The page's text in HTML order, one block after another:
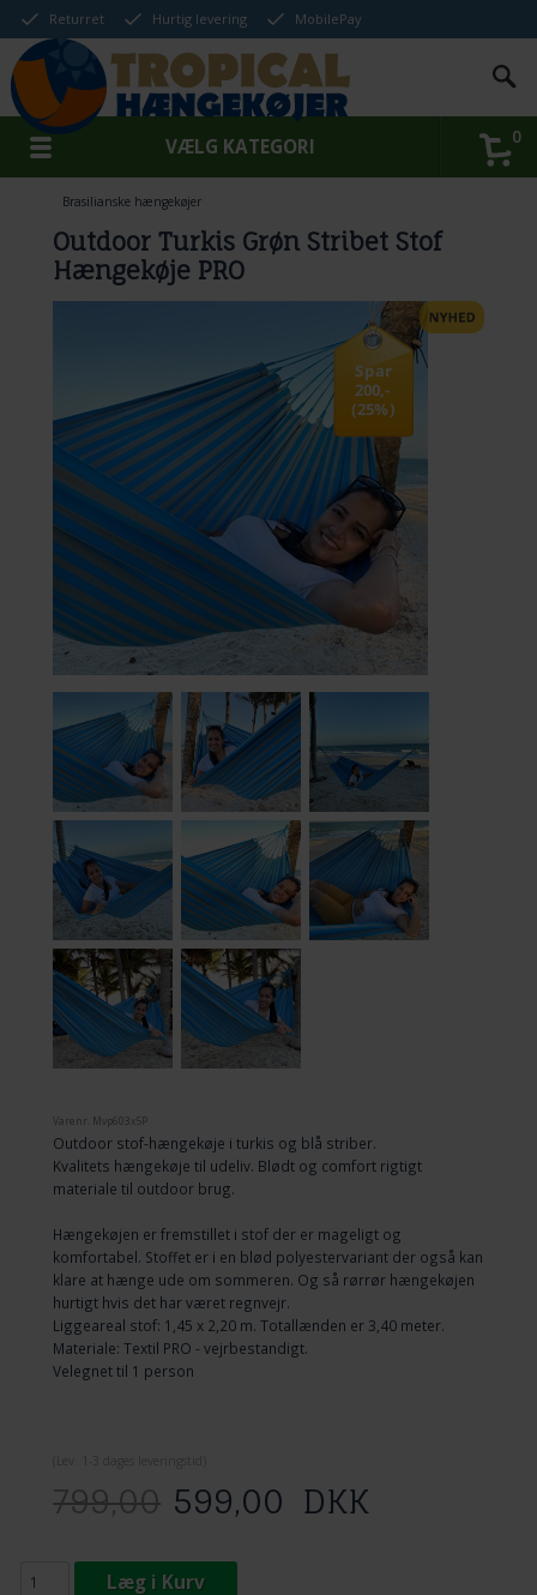
Returret Hurtig levering MobilePay
0
VÆLG KATEGORI
Brasilianske hængekøjer
Outdoor Turkis Grøn Stribet Stof
Hængekøje PRO
Spar
200,-
(25%)
Varenr. Mvp603x5P
Outdoor stof-hængekøje i turkis og blå striber.
Kvalitets hængekøje til udeliv. Blødt og comfort rigtigt
materiale til outdoor brug.
Hængekøjen er fremstillet i stof der er mageligt og
komfortabel. Stoffet er i en blød polyestervariant der også kan
klare at hænge ude om sommeren. Og så rørrør hængekøjen
hurtigt hvis det har været regnvejr.
Liggeareal stof: 1,45 x 2,20 m. Totallænden er 3,40 meter.
Materiale: Textil PRO - vejrbestandigt.
Velegnet til 1 person
799,00 599,00 DKK
Læg i Kurv